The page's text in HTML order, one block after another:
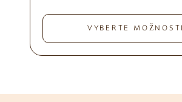
VYBERTE MOŽNOSTI